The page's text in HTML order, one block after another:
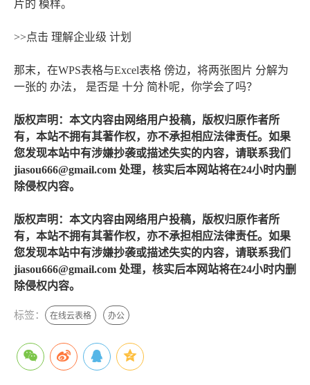
片的 模样。
>>点击 理解企业级 计划
那末，在WPS表格与Excel表格 傍边，将两张图片 分解为
一张的 办法， 是否是 十分 简朴呢，你学会了吗？
版权声明：本文内容由网络用户投稿，版权归原作者所
有，本站不拥有其著作权，亦不承担相应法律责任。如果
您发现本站中有涉嫌抄袭或描述失实的内容，请联系我们
jiasou666@gmail.com 处理，核实后本网站将在24小时内删
除侵权内容。
版权声明：本文内容由网络用户投稿，版权归原作者所
有，本站不拥有其著作权，亦不承担相应法律责任。如果
您发现本站中有涉嫌抄袭或描述失实的内容，请联系我们
jiasou666@gmail.com 处理，核实后本网站将在24小时内删
除侵权内容。
标签： 在线云表格 办公